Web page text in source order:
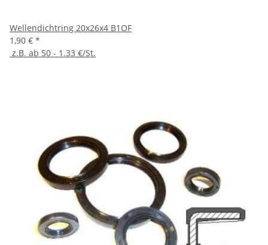
Wellendichtring 20x26x4 B1OF
1,90 € *
z.B. ab 50 - 1.33 €/St.